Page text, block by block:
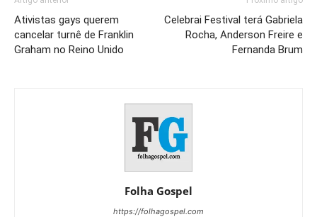
Ativistas gays querem
cancelar turnê de Franklin
Graham no Reino Unido
Celebrai Festival terá Gabriela
Rocha, Anderson Freire e
Fernanda Brum
Folha Gospel
https://folhagospel.com